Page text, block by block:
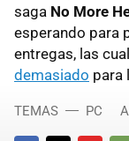
saga No More
esperando para
entregas, las
demasiado para
TEMAS PC